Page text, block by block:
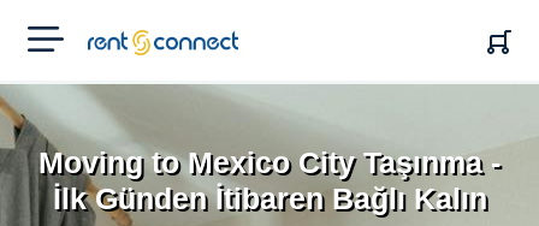
RENT'N
CONNECT
Moving to Mexico City Taşınma -
İlk Günden İtibaren Bağlı Kalın